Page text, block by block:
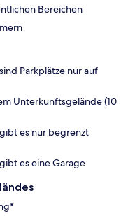
Bereichen
Parkplätze nur auf
Unterkunftsgelände (10
es nur begrenzt
es eine Garage